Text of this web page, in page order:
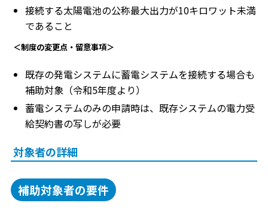
接続する太陽電池の公称最大出力が10キロワット未満
であること
＜制度の変更点・留意事項＞
既存の発電システムに蓄電システムを接続する場合も
補助対象（令和5年度より）
蓄電システムのみの申請時は、既存システムの電力受
給契約書の写しが必要
対象者の詳細
補助対象者の要件